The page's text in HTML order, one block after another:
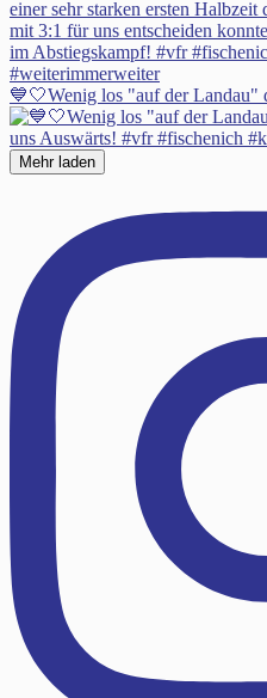
💙🤍Wenig los "auf der Landau"
Mehr laden